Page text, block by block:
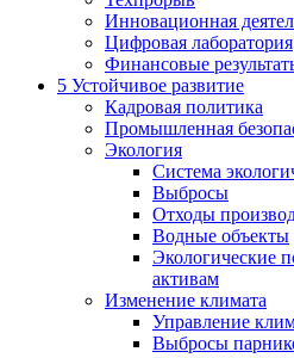
Инновационная
Цифровая лаборатория
Финансовые
5 Устойчивое развитие
Кадровая политика
Промышленная
Экология
Система
Выбросы
Отходы
Водные объекты
Экологические
активам
Изменение климата
Управление
Выбросы